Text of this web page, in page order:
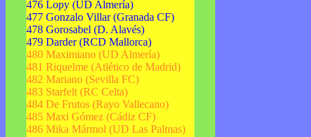
476 Lopy (UD Almería)
477 Gonzalo Villar (Granada CF)
478 Gorosabel (D. Alavés)
479 Darder (RCD Mallorca)
480 Maximiano (UD Almería)
481 Riquelme (Atlético de Madrid)
482 Mariano (Sevilla FC)
483 Starfelt (RC Celta)
484 De Frutos (Rayo Vallecano)
485 Maxi Gómez (Cádiz CF)
486 Mika Mármol (UD Las Palmas)